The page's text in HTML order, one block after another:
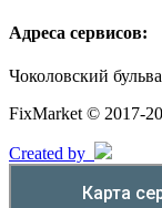
Адреса сервисов:
Чоколовский
FixMarket © 2017-
Created by